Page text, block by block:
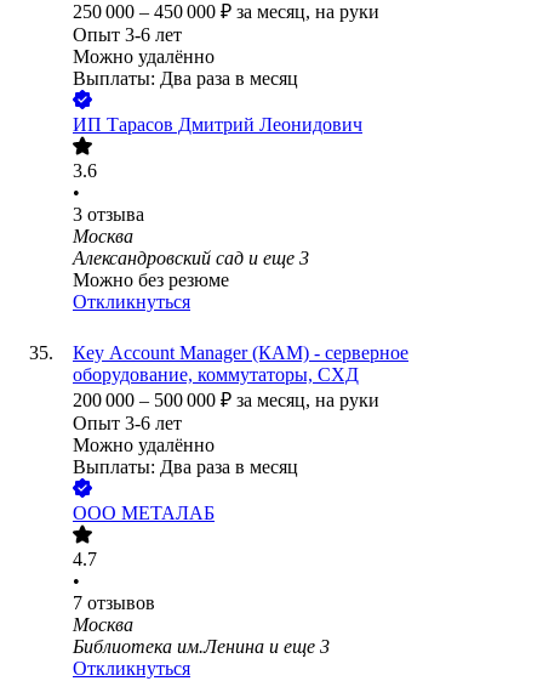
250 000 – 450 000 ₽ за месяц, на руки
Опыт 3-6 лет
Можно удалённо
Выплаты: Два раза в месяц
ИП Тарасов Дмитрий Леонидович
3.6
•
3 отзыва
Москва
Александровский сад и еще 3
Можно без резюме
Откликнуться
Кey Аccount Мanager (КАМ) - серверное
оборудование, коммутаторы, СХД
200 000 – 500 000 ₽ за месяц, на руки
Опыт 3-6 лет
Можно удалённо
Выплаты: Два раза в месяц
ООО МЕТАЛАБ
4.7
•
7 отзывов
Москва
Библиотека им.Ленина и еще 3
Откликнуться